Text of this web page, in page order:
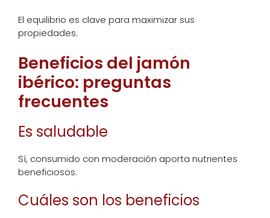
El equilibrio es clave para maximizar sus
propiedades.
Beneficios del jamón
ibérico: preguntas
frecuentes
Es saludable
Sí, consumido con moderación aporta nutrientes
beneficiosos.
Cuáles son los beneficios